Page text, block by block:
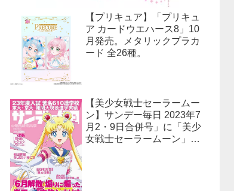
【プリキュア】「プリキュ
ア カードウエハース8」10
月発売。メタリックプラカ
ード 全26種。
【美少女戦士セーラームー
ン】サンデー毎日 2023年7
月2・9日合併号」に「美少
女戦士セーラームーン」30